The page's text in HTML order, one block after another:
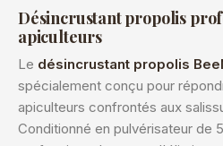
Désincrustant propolis
apiculteurs
Le désincrustant propolis
spécialement conçu pour
apiculteurs confrontés aux
Conditionné en pulvérisateur de